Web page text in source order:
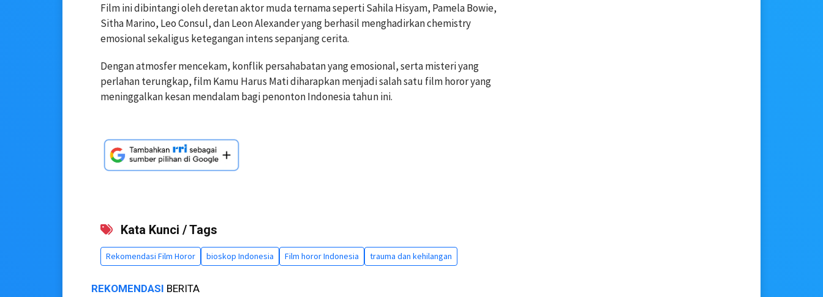
Film ini dibintangi oleh deretan aktor muda ternama seperti Sahila Hisyam, Pamela Bowie,
Sitha Marino, Leo Consul, dan Leon Alexander yang berhasil menghadirkan chemistry
emosional sekaligus ketegangan intens sepanjang cerita.
Dengan atmosfer mencekam, konflik persahabatan yang emosional, serta misteri yang
perlahan terungkap, film Kamu Harus Mati diharapkan menjadi salah satu film horor yang
meninggalkan kesan mendalam bagi penonton Indonesia tahun ini.
Kata Kunci / Tags
Rekomendasi Film Horor bioskop Indonesia Film horor Indonesia trauma dan kehilangan
REKOMENDASI BERITA